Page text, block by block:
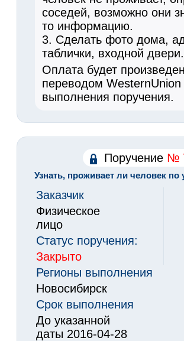
соседей, возможно они
то информацию.
3. Сделать фото дома,
таблички, входной двери.
Оплата будет
переводом WesternUnion
выполнения поручения.
Поручение №
Узнать, проживает ли человек по
Заказчик
Физическое
лицо
Статус поручения:
Закрыто
Регионы выполнения
Новосибирск
Срок выполнения
До указанной
даты 2016-04-28